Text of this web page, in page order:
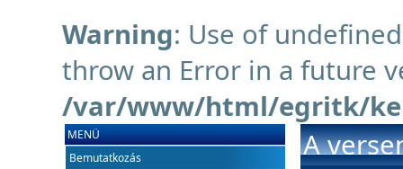
Warning: Use of
throw an Error in a future
/var/www/html/egritk/
MENÜ
Bemutatkozás
A